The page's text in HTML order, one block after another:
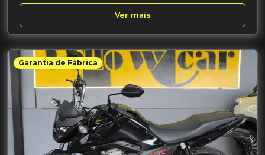
Ver mais
Garantia de Fábrica